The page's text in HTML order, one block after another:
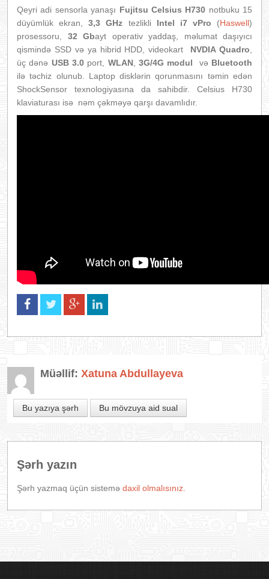
Qeyri adi sensorla yanaşı Fujitsu Celsius H730 notbuku 15
düyümlük ekran,3,3 GHz tezlikliIntel i7 vPro (Haswell)
prosessoru, 32 Gbayt operativ yaddaş, məlumat daşıyıcı
qismində SSD və ya hibrid HDD, videokart NVDIA Quadro
üç dənə USB 3.0port, WLAN, 3G/4G modul və Bluetooth
ilə təchiz olunub. Laptop disklərin qorunmasını təmin edən
ShockSensor texnologiyasına da sahibdir. Celsius H730
klaviaturası isə nəm çəkməyə qarşı davamlıdır.
Müəllif: Xatuna Abdullayeva
Bu yazıya şərh Bu mövzuya aid sual
Şərh yazın
Şərh yazmaq üçün sistemə daxil olmalısınız.